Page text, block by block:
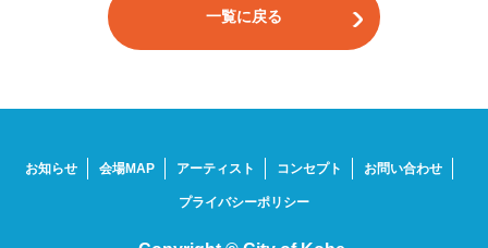
一覧に戻る
お知らせ 会場MAP アーティスト コンセプト お問い合わせ
プライバシーポリシー